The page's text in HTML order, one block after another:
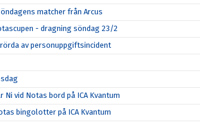
matcher från Arcus
- dragning söndag 23/2
av personuppgiftsincident
vid Notas bord på ICA Kvantum
bingolotter på ICA Kvantum